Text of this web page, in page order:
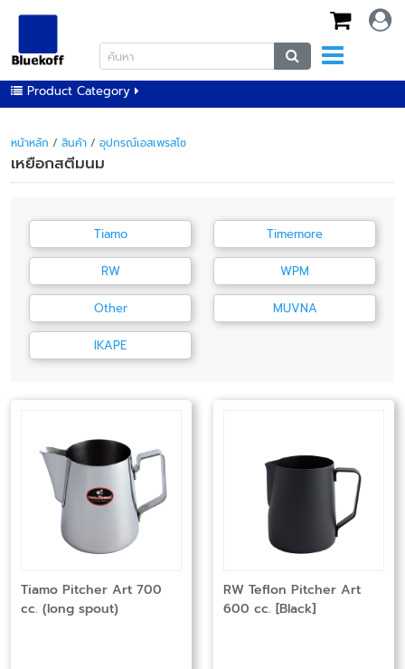
Product Category
หน้าหลัก / สินค้า / อุปกรณ์เอสเพรสโซ
เหยือกสตีมนม
Tiamo Timemore
RW WPM
Other MUVNA
IKAPE
Tiamo Pitcher Art 700
cc. (long spout)
RW Teflon Pitcher Art
600 cc. [Black]